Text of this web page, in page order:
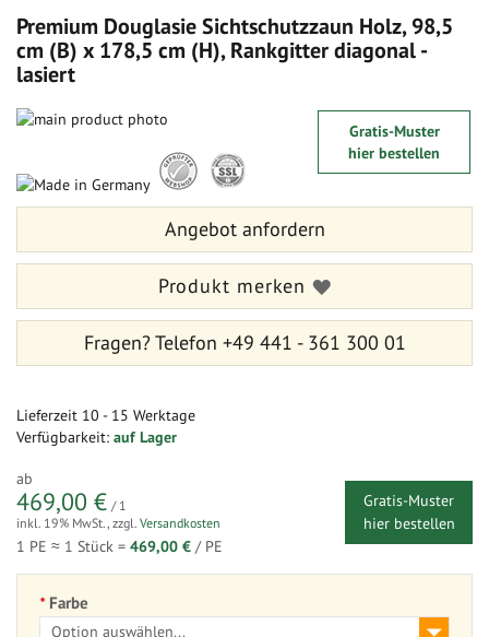
Premium Douglasie Sichtschutzzaun Holz, 98,5
cm (B) x 178,5 cm (H), Rankgitter diagonal -
lasiert
Lieferzeit 10 - 15 Werktage
Verfügbarkeit: auf Lager
ab
469,00 € / 1
inkl. 19% MwSt., zzgl. Versandkosten
1 PE ≈ 1 Stück = 469,00 € / PE
Gratis-Muster
hier bestellen
Farbe
Gratis-Muster
hier bestellen
Zum
Bildergalerie
springen
der
Bildergalerie
Angebot anfordern
Produkt merken
Fragen?Telefon +49 441 - 361 300 01